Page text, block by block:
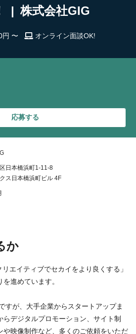
| 株式会社GIG
円 〜 オンライン面談OK!
か
エイティブでセカイをより良くする」
進めています。
すが、大手企業からスタートアップま
デジタルプロモーション、サイト制
や映像制作など、多くのご依頼をいただ
応募する
日本橋浜町1-11-8
ス日本橋浜町ビル 4F